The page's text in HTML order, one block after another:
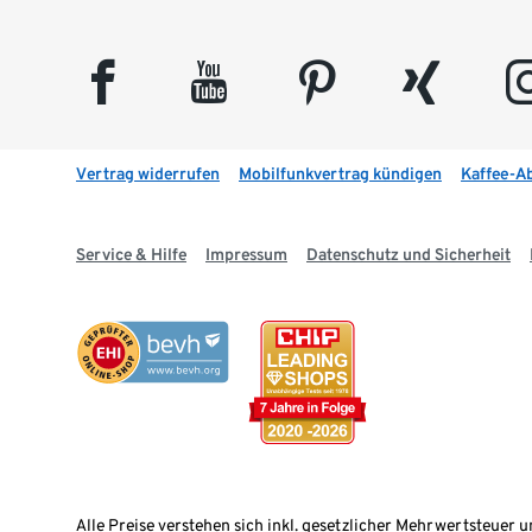
facebook youtube pinterest xing
Vertrag widerrufen Mobilfunkvertrag kündigen Kaffee-
Service & Hilfe Impressum Datenschutz und Sicherheit
Alle Preise verstehen sich inkl. gesetzlicher Mehrwertsteuer